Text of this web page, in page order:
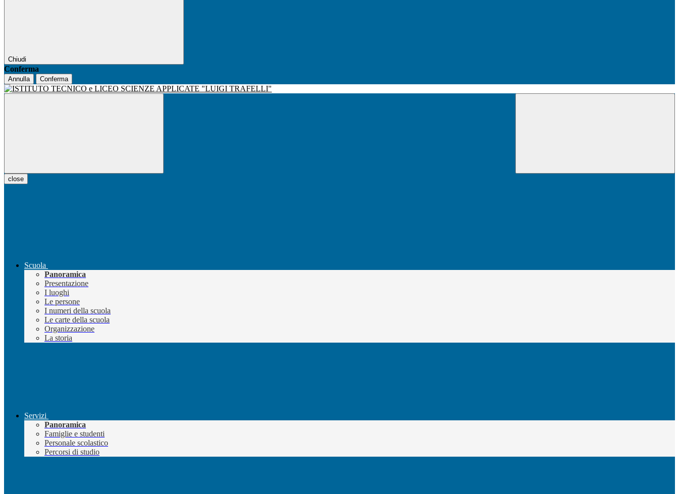
Chiudi
Conferma
Annulla Conferma
close
Scuola
Panoramica
Presentazione
I luoghi
Le persone
I numeri della scuola
Le carte della scuola
Organizzazione
La storia
Servizi
Panoramica
Famiglie e studenti
Personale scolastico
Percorsi di studio